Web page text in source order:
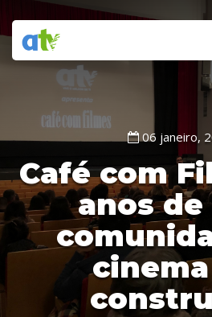
06 janeiro,
Café com
anos de